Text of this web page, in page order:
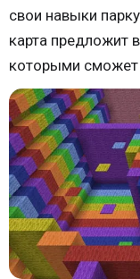
свои навыки
карта предложит
которыми сможет